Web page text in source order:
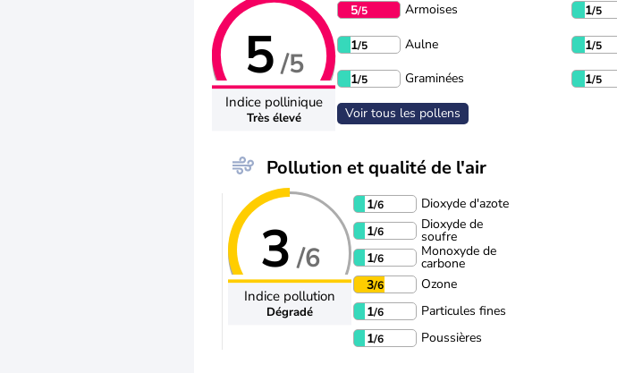
5/5
Indice pollinique
Très élevé
5/5 Armoises 1/5
1/5 Aulne 1/5
1/5 Graminées 1/5
Voir tous les pollens
Pollution et qualité de l'air
3 /6
Indice pollution
Dégradé
1/6
Dioxyde d'azote
1/6 Dioxyde de
soufre
1/6 Monoxyde de
carbone
3/6
Ozone
1/6
Particules fines
1/6 Poussières